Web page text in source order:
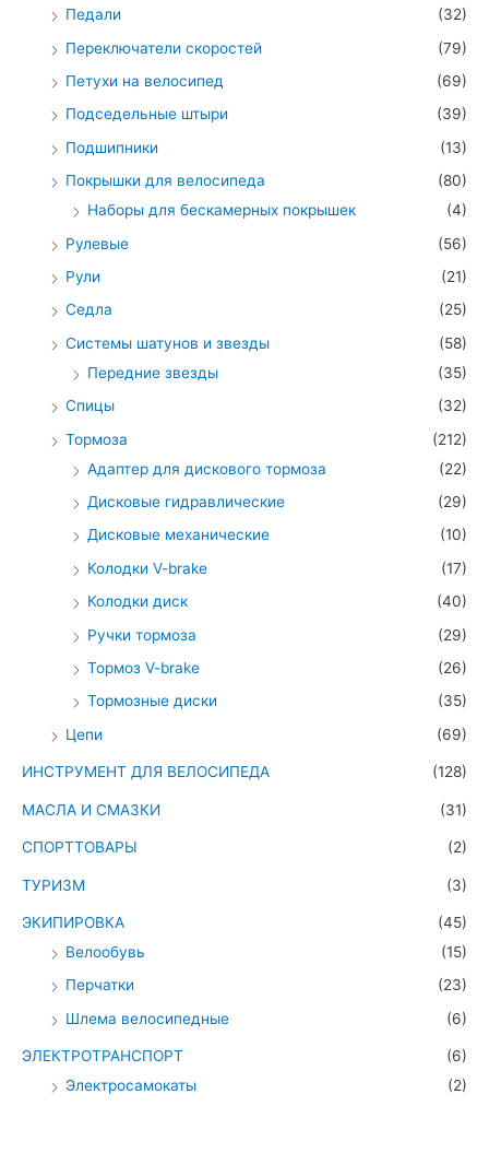
Педали
(32)
Переключатели скоростей
(79)
Петухи на велосипед
(69)
Подседельные штыри
(39)
Подшипники
(13)
Покрышки для велосипеда
(80)
Наборы для бескамерных покрышек
(4)
Рулевые
(56)
Рули
(21)
Седла
(25)
Системы шатунов и звезды
(58)
Передние звезды
(35)
Спицы
(32)
Тормоза
(212)
Адаптер для дискового тормоза
(22)
Дисковые гидравлические
(29)
Дисковые механические
(10)
Колодки V-brake
(17)
Колодки диск
(40)
Ручки тормоза
(29)
Тормоз V-brake
(26)
Тормозные диски
(35)
Цепи
(69)
ИНСТРУМЕНТ ДЛЯ ВЕЛОСИПЕДА (128)
МАСЛА И СМАЗКИ (31)
СПОРТТОВАРЫ (2)
ТУРИЗМ (3)
ЭКИПИРОВКА
(45)
Велообувь
(15)
Перчатки
(23)
Шлема велосипедные
(6)
ЭЛЕКТРОТРАНСПОРТ
(6)
Электросамокаты
(2)